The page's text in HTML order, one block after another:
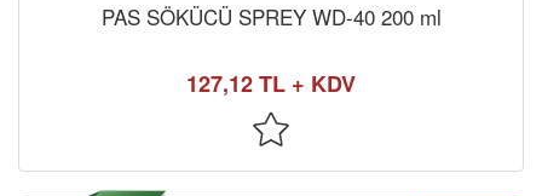
PAS SÖKÜCÜ SPREY WD-40 200 ml
127,12 TL + KDV